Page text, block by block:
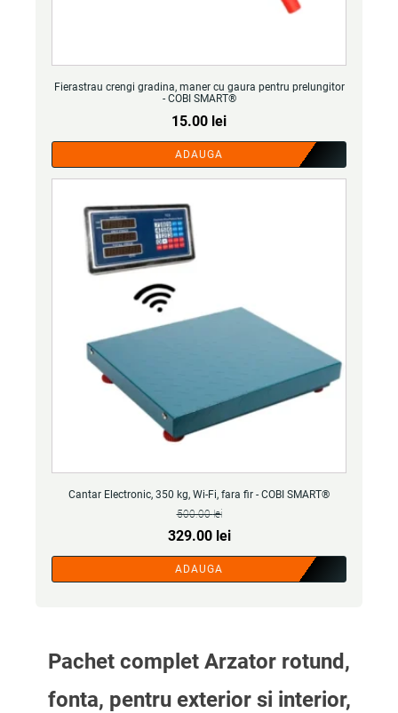
Fierastrau crengi gradina, maner cu gaura pentru prelungitor
- COBI SMART®
15.00 lei
ADAUGA
Cantar Electronic, 350 kg, Wi-Fi, fara fir - COBI SMART®
500.00lei
Prețul
inițial
a
329.00 leiPrețul
curent
este:
ADAUGA
Pachet complet Arzator rotund,
fonta, pentru exterior si interior,